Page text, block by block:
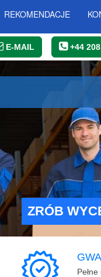
REKOMENDACJE
E-MAIL +44
ZRÓB